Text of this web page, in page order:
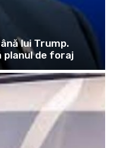
lui Trump.
planul de foraj